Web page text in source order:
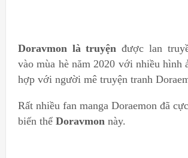
Doravmon là truyệnđược lan
vào mùa hè năm 2020 với nhiều hình
hợp với người mê truyện tranh
Rất nhiều fan manga Doraemon đã
biến thể Doravmon này.